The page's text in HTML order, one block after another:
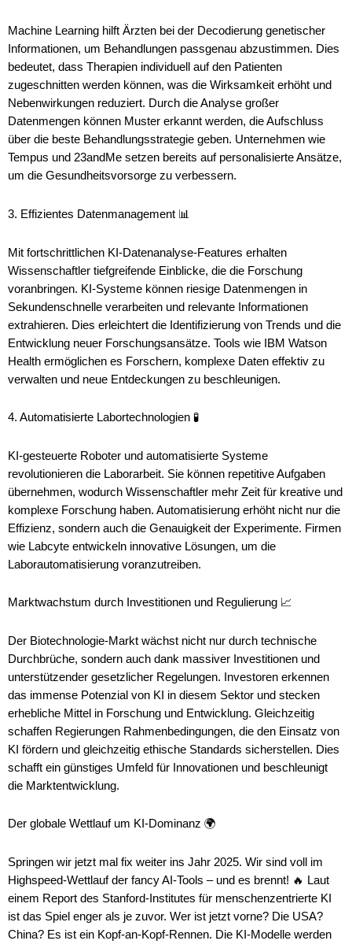
Machine Learning hilft Ärzten bei der Decodierung genetischer
Informationen, um Behandlungen passgenau abzustimmen. Dies
bedeutet, dass Therapien individuell auf den Patienten
zugeschnitten werden können, was die Wirksamkeit erhöht und
Nebenwirkungen reduziert. Durch die Analyse großer
Datenmengen können Muster erkannt werden, die Aufschluss
über die beste Behandlungsstrategie geben. Unternehmen wie
Tempus und 23andMe setzen bereits auf personalisierte Ansätze,
um die Gesundheitsvorsorge zu verbessern.
3. Effizientes Datenmanagement 📊
Mit fortschrittlichen KI-Datenanalyse-Features erhalten
Wissenschaftler tiefgreifende Einblicke, die die Forschung
voranbringen. KI-Systeme können riesige Datenmengen in
Sekundenschnelle verarbeiten und relevante Informationen
extrahieren. Dies erleichtert die Identifizierung von Trends und die
Entwicklung neuer Forschungsansätze. Tools wie IBM Watson
Health ermöglichen es Forschern, komplexe Daten effektiv zu
verwalten und neue Entdeckungen zu beschleunigen.
4. Automatisierte Labortechnologien 🧪
KI-gesteuerte Roboter und automatisierte Systeme
revolutionieren die Laborarbeit. Sie können repetitive Aufgaben
übernehmen, wodurch Wissenschaftler mehr Zeit für kreative und
komplexe Forschung haben. Automatisierung erhöht nicht nur die
Effizienz, sondern auch die Genauigkeit der Experimente. Firmen
wie Labcyte entwickeln innovative Lösungen, um die
Laborautomatisierung voranzutreiben.
Marktwachstum durch Investitionen und Regulierung 📈
Der Biotechnologie-Markt wächst nicht nur durch technische
Durchbrüche, sondern auch dank massiver Investitionen und
unterstützender gesetzlicher Regelungen. Investoren erkennen
das immense Potenzial von KI in diesem Sektor und stecken
erhebliche Mittel in Forschung und Entwicklung. Gleichzeitig
schaffen Regierungen Rahmenbedingungen, die den Einsatz von
KI fördern und gleichzeitig ethische Standards sicherstellen. Dies
schafft ein günstiges Umfeld für Innovationen und beschleunigt
die Marktentwicklung.
Der globale Wettlauf um KI-Dominanz 🌍
Springen wir jetzt mal fix weiter ins Jahr 2025. Wir sind voll im
Highspeed-Wettlauf der fancy AI-Tools – und es brennt! 🔥 Laut
einem Report des Stanford-Institutes für menschenzentrierte KI
ist das Spiel enger als je zuvor. Wer ist jetzt vorne? Die USA?
China? Es ist ein Kopf-an-Kopf-Rennen. Die KI-Modelle werden